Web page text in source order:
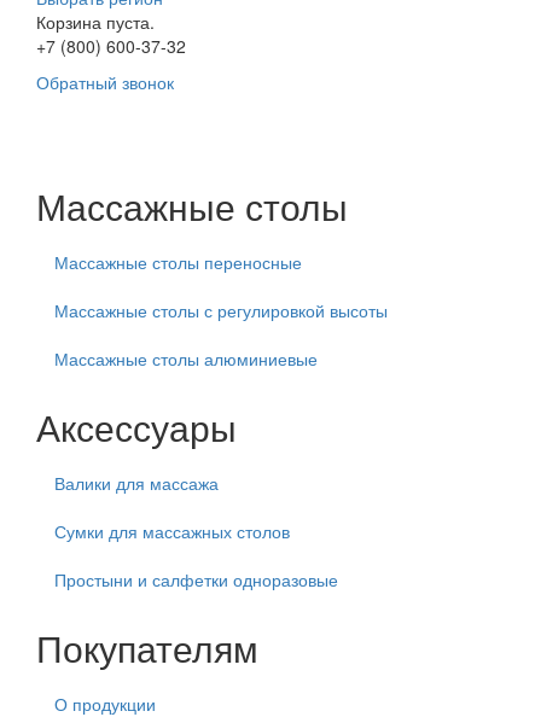
Корзина пуста.
+7 (800) 600-37-32
Обратный звонок
Массажные столы
Массажные столы переносные
Массажные столы с регулировкой высоты
Массажные столы алюминиевые
Аксессуары
Валики для массажа
Сумки для массажных столов
Простыни и салфетки одноразовые
Покупателям
О продукции